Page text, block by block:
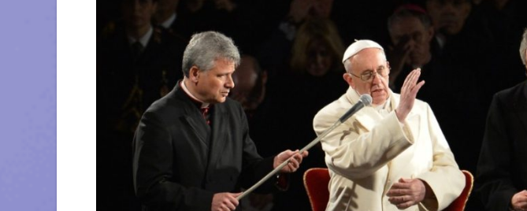
Huawei dezvoltă un nou cip AI pentru a înlocui Nvidia
SUA și UE se îndepărtează de agenda climatică în sectorul